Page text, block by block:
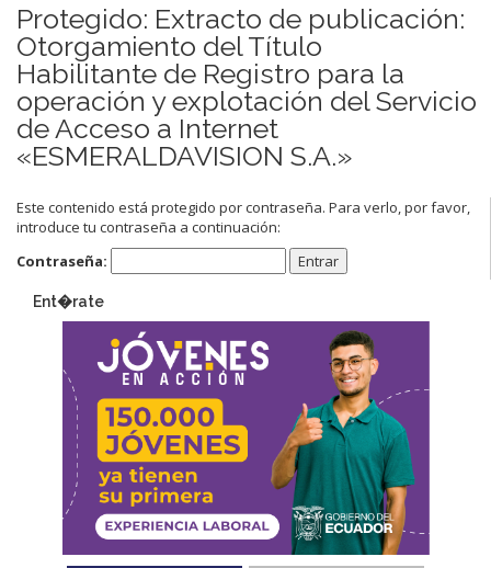
Protegido: Extracto de publicación:
Otorgamiento del Título
Habilitante de Registro para la
operación y explotación del Servicio
de Acceso a Internet
«ESMERALDAVISION S.A.»
Este contenido está protegido por contraseña. Para verlo, por favor,
introduce tu contraseña a continuación:
Contraseña:
Ent�rate